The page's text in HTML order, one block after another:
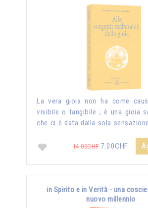
La vera gioia non ha come
visibile o tangibile ; è una gioia
che ci è data dalla sola
…
14.00CHF7.00CHF
in Spirito e in Verità - una
nuovo millennio